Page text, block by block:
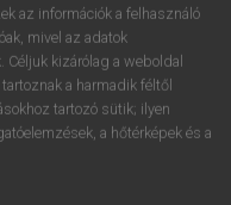
az információk a felhasználó
mivel az adatok
kizárólag a weboldal
a harmadik féltől
tartozó sütik; ilyen
a hőtérképek és a